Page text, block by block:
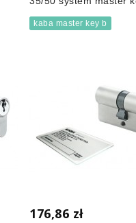
kaba master key b
176,86 zł